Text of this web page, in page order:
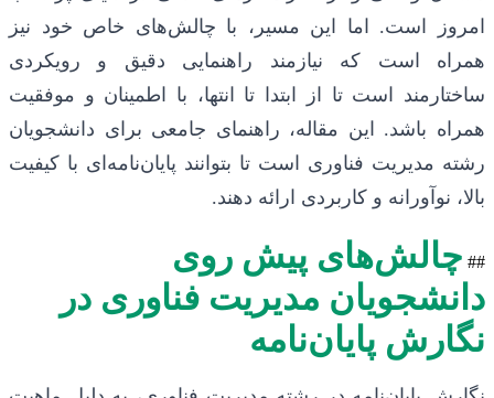
امروز است. اما این مسیر، با چالش‌های خاص خود نیز
همراه است که نیازمند راهنمایی دقیق و رویکردی
ساختارمند است تا از ابتدا تا انتها، با اطمینان و موفقیت
همراه باشد. این مقاله، راهنمای جامعی برای دانشجویان
رشته مدیریت فناوری است تا بتوانند پایان‌نامه‌ای با کیفیت
بالا، نوآورانه و کاربردی ارائه دهند.
## چالش‌های پیش روی
دانشجویان مدیریت فناوری در
نگارش پایان‌نامه